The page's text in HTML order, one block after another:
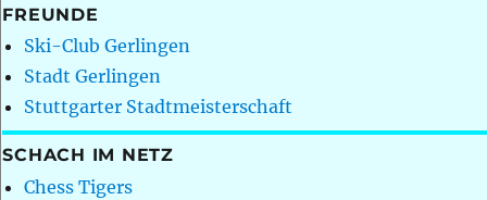
FREUNDE
Ski-Club Gerlingen
Stadt Gerlingen
Stuttgarter Stadtmeisterschaft
SCHACH IM NETZ
Chess Tigers